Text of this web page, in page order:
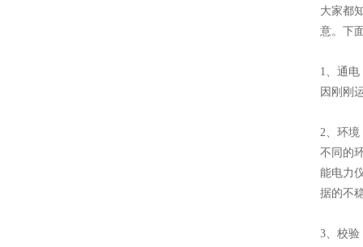
大家都
意。下
1、通电
因刚刚
2、环境
不同的
能电力
据的不
3、校验